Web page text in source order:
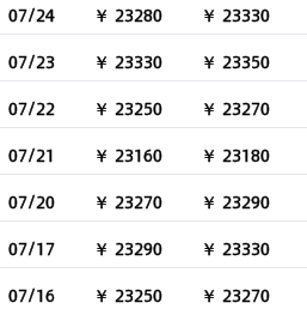
07/24
￥ 23280 ￥ 23330
07/23
￥ 23330 ￥ 23350
07/22
￥ 23250 ￥ 23270
07/21
￥ 23160 ￥ 23180
07/20
￥ 23270 ￥ 23290
07/17
￥ 23290 ￥ 23330
07/16
￥ 23250 ￥ 23270